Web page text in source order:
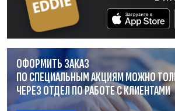
ОФОРМИТЬ ЗАКАЗ
ПО СПЕЦИАЛЬНЫМ АКЦИЯМ МОЖНО
ЧЕРЕЗ ОТДЕЛПО РАБОТЕС КЛИЕНТАМИ